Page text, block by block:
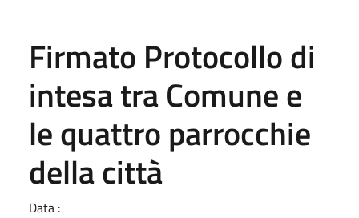
Firmato Protocollo di
intesa tra Comune e
le quattro parrocchie
della città
Data :